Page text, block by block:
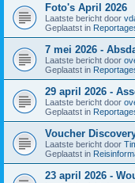
Foto's April 2026
Laatste bericht door
Geplaatst in
7 mei 2026 -
Laatste bericht door
Geplaatst in
29 april 2026 -
Laatste bericht door
Geplaatst in
Voucher
Laatste bericht door
Geplaatst in
23 april 2026 -